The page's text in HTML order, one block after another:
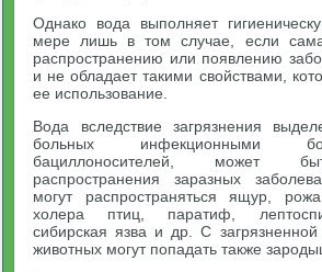
Однако вода выполняет
мере лишь в том случае, если сама
распространению или появлению
и не обладает такими свойствами,
ее использование.
Вода вследствие загрязнения
больных инфекционными
бациллоносителей, может
распространения заразных
могут распространяться ящур,
холера птиц, паратиф,
сибирская язва и др. С
животных могут попадать также